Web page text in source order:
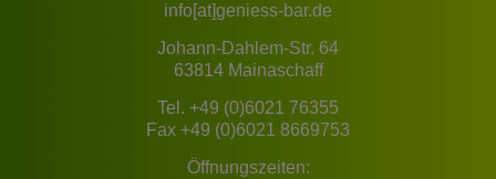
info[at]geniess-bar.de
Johann-Dahlem-Str. 64
63814 Mainaschaff
Tel. +49 (0)6021 76355
Fax +49 (0)6021 8669753
Öffnungszeiten: